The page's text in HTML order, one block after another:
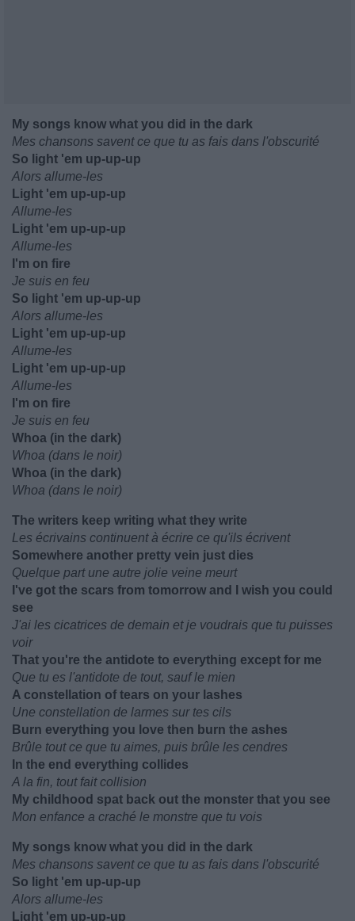
My songs know what you did in the dark
Mes chansons savent ce que tu as fais dans l'obscurité
So light 'em up-up-up
Alors allume-les
Light 'em up-up-up
Allume-les
Light 'em up-up-up
Allume-les
I'm on fire
Je suis en feu
So light 'em up-up-up
Alors allume-les
Light 'em up-up-up
Allume-les
Light 'em up-up-up
Allume-les
I'm on fire
Je suis en feu
Whoa (in the dark)
Whoa (dans le noir)
Whoa (in the dark)
Whoa (dans le noir)
The writers keep writing what they write
Les écrivains continuent à écrire ce qu'ils écrivent
Somewhere another pretty vein just dies
Quelque part une autre jolie veine meurt
I've got the scars from tomorrow and I wish you could
see
J'ai les cicatrices de demain et je voudrais que tu puisses
voir
That you're the antidote to everything except for me
Que tu es l'antidote de tout, sauf le mien
A constellation of tears on your lashes
Une constellation de larmes sur tes cils
Burn everything you love then burn the ashes
Brûle tout ce que tu aimes, puis brûle les cendres
In the end everything collides
A la fin, tout fait collision
My childhood spat back out the monster that you see
Mon enfance a craché le monstre que tu vois
My songs know what you did in the dark
Mes chansons savent ce que tu as fais dans l'obscurité
So light 'em up-up-up
Alors allume-les
Light 'em up-up-up